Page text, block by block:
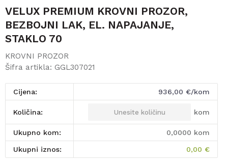
VELUX PREMIUM KROVNI PROZOR,
BEZBOJNI LAK, EL. NAPAJANJE,
STAKLO 70
KROVNI PROZOR
Šifra artikla: GGL307021
Cijena: 936,00 €/kom
Količina: kom
Ukupno kom: 0,0000 kom
Ukupni iznos: 0,00 €